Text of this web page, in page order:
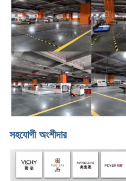
সহযোগী অংশীদার